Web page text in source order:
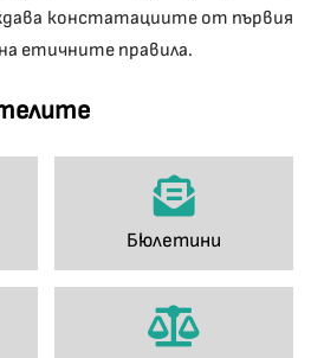
Бюлетини
констатациите от първия
етичните правила.